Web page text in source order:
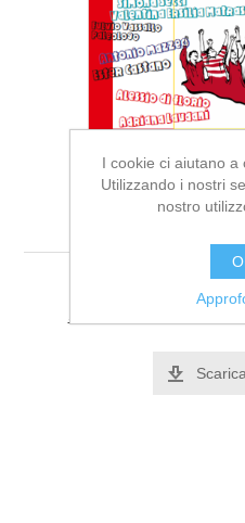
Si tratta dela prima
I cookie ci aiutano a
Utilizzando i nostri
nostro